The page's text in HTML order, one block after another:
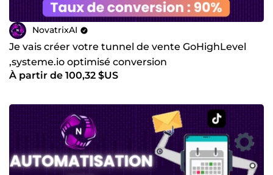
NovatrixAI
Je vais créer votre tunnel de vente GoHighLevel
,systeme.io optimisé conversion
À partir de 100,32 $US